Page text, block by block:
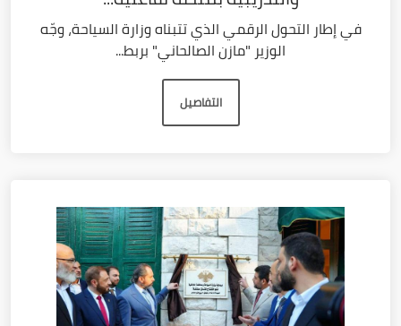
في إطار التحول الرقمي الذي تتبناه وزارة السياحة، وجّه
الوزير "مازن الصالحاني" بربط...
التفاصيل